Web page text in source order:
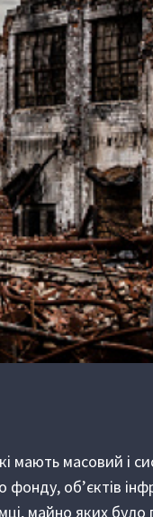
мають масовий і
об’єктів
майно яких